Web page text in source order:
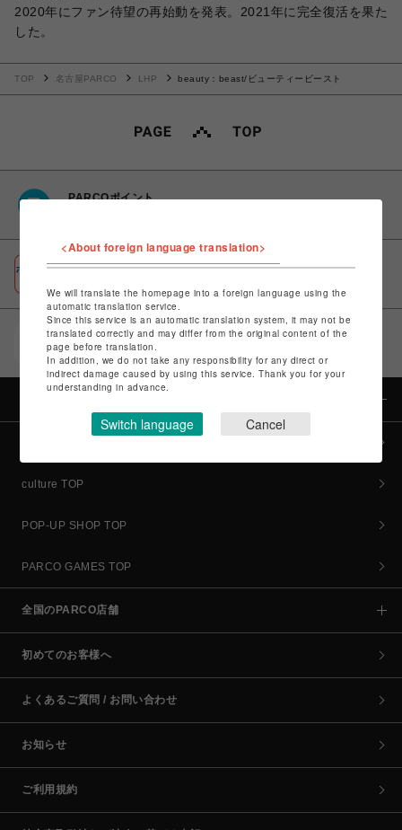
2020年にファン待望の再始動を発表。2021年に完全復活を果た
した。
TOP 名古屋PARCO LHP beauty：beast/ビューティービースト
PARCOポイント
ポケパル払い
POCKET PARCO（公式アプリ）
コイン＆クーポンでPARCOでのお買い物がオトクに
culture TOP
POP-UP SHOP TOP
PARCO GAMES TOP
全国のPARCO店舗
初めてのお客様へ
よくあるご質問 / お問い合わせ
お知らせ
ご利用規約
<About foreign language translation>
We will translate the homepage into a foreign language using the
automatic translation service.
Since this service is an automatic translation system, it may not be
translated correctly and may differ from the original content of the
page before translation.
In addition, we do not take any responsibility for any direct or
indirect damage caused by using this service. Thank you for your
understanding in advance.
Switch language Cancel